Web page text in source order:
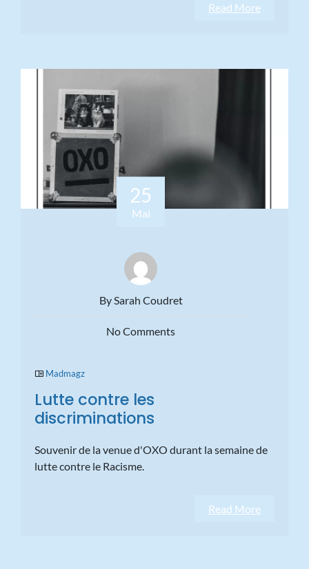
Read More
25
Mai
By Sarah Coudret
No Comments
Madmagz
Lutte contre les
discriminations
Souvenir de la venue d'OXO durant la semaine de
lutte contre le Racisme.
Read More